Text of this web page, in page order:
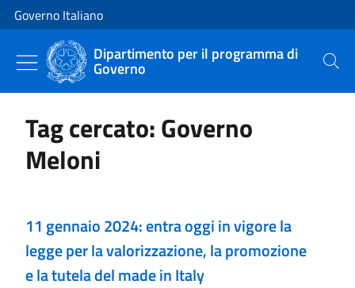
Vai al contenuto
Vai alla navigazione del sito
Governo Italiano
Dipartimento per il programma di
Governo Cerca
Tag cercato: Governo
Meloni
11 gennaio 2024: entra oggi in vigore la
legge per la valorizzazione, la promozione
e la tutela del made in Italy